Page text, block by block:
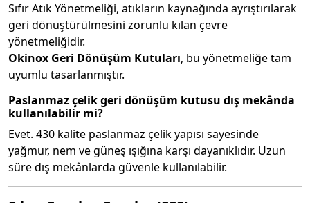
Sıfır Atık Yönetmeliği, atıkların kaynağında ayrıştırılarak
geri dönüştürülmesini zorunlu kılan çevre
yönetmeliğidir.
Okinox Geri Dönüşüm Kutuları, bu yönetmeliğe tam
uyumlu tasarlanmıştır.
Paslanmaz çelik geri dönüşüm kutusu dış mekânda
kullanılabilir mi?
Evet. 430 kalite paslanmaz çelik yapısı sayesinde
yağmur, nem ve güneş ışığına karşı dayanıklıdır. Uzun
süre dış mekânlarda güvenle kullanılabilir.